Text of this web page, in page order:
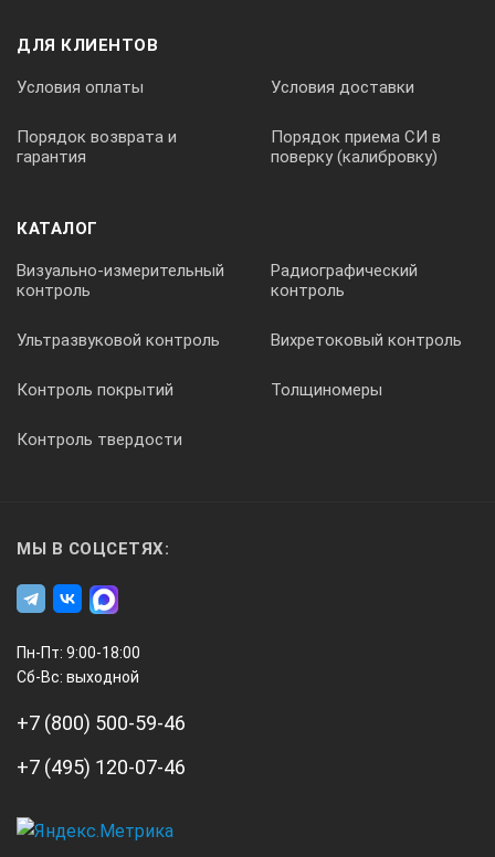
ДЛЯ КЛИЕНТОВ
Условия оплаты Условия доставки
Порядок возврата и
гарантия
Порядок приема СИ в
поверку (калибровку)
КАТАЛОГ
Визуально-измерительный
контроль
Радиографический
контроль
Ультразвуковой контроль Вихретоковый контроль
Контроль покрытий Толщиномеры
Контроль твердости
МЫ В СОЦСЕТЯХ:
Пн-Пт: 9:00-18:00
Сб-Вс: выходной
+7 (800) 500-59-46
+7 (495) 120-07-46